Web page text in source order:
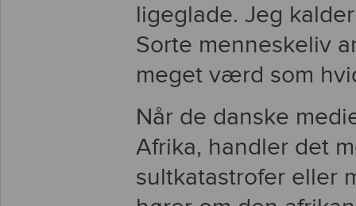
ligeglade. Jeg
Sorte menneskeliv
meget værd som
Når de danske
Afrika, handler det
sultkatastrofer eller